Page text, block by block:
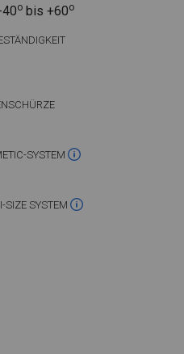
obis +60o
SYSTEM
SIZE SYSTEM